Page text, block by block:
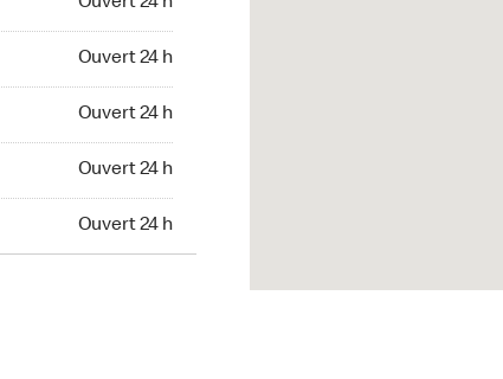
Ouvert 24 h
Ouvert 24 h
Ouvert 24 h
Ouvert 24 h